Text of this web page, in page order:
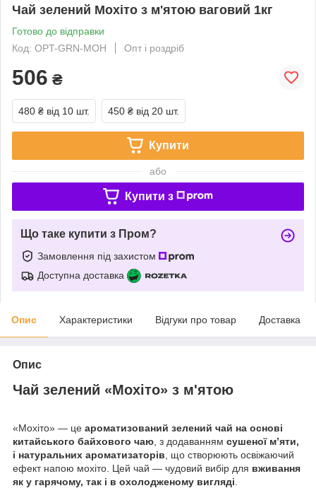
Чай зелений Мохіто з м'ятою ваговий 1кг
Готово до відправки
Код: OPT-GRN-MOH
Опт і роздріб
506 ₴
480 ₴ від 10 шт. 450 ₴ від 20 шт.
Купити
або
Купити з
Що таке купити з Пром?
Замовлення під захистом
Доступна доставка
Опис Характеристики Відгуки про товар Доставка
Опис
Чай зелений «Мохіто» з м'ятою
«Мохіто» — це ароматизований зелений чай на основі
китайського байхового чаю, з додаванням сушеної м’яти,
і натуральних ароматизаторів, що створюють освіжаючий
ефект напою мохіто. Цей чай — чудовий вибір для вживання
як у гарячому, так і в охолодженому вигляді.